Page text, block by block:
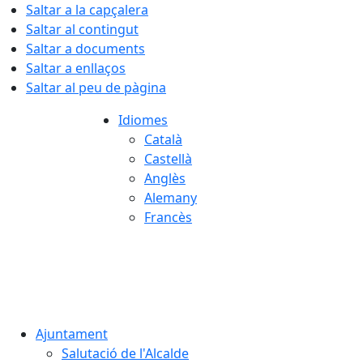
Saltar a la capçalera
Saltar al contingut
Saltar a documents
Saltar a enllaços
Saltar al peu de pàgina
Idiomes
Català
Castellà
Anglès
Alemany
Francès
Ajuntament
Salutació de l'Alcalde